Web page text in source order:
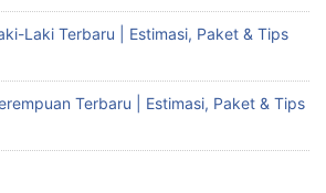
Laki Terbaru | Estimasi, Paket & Tips
Terbaru | Estimasi, Paket & Tips